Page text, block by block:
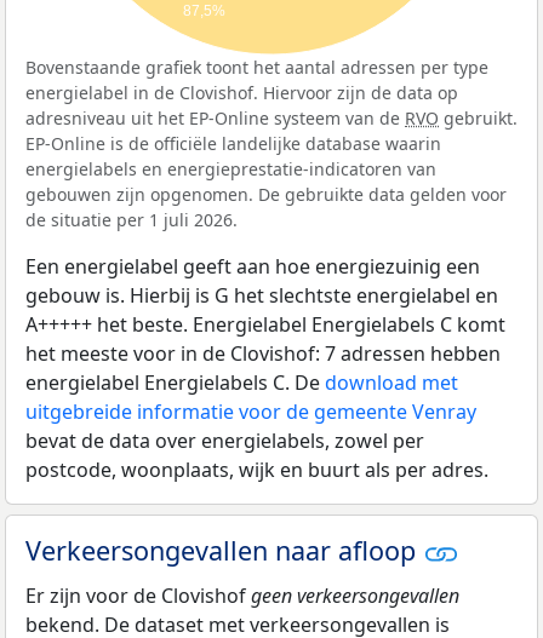
87,5%
Bovenstaande grafiek toont het aantal adressen per type
energielabel in de Clovishof. Hiervoor zijn de data op
adresniveau uit het EP-Online systeem van de RVO gebruikt.
EP-Online is de officiële landelijke database waarin
energielabels en energieprestatie-indicatoren van
gebouwen zijn opgenomen. De gebruikte data gelden voor
de situatie per 1 juli 2026.
Een energielabel geeft aan hoe energiezuinig een
gebouw is. Hierbij is G het slechtste energielabel en
A+++++ het beste. Energielabel Energielabels C komt
het meeste voor in de Clovishof: 7 adressen hebben
energielabel Energielabels C. Dedownload met
uitgebreide informatie voor de gemeente Venray
bevat de data over energielabels, zowel per
postcode, woonplaats, wijk en buurt als per adres.
Verkeersongevallen naar afloop
Er zijn voor de Clovishofgeen verkeersongevallen
bekend. De dataset met verkeersongevallen is